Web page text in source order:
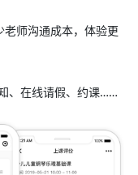
师沟通成本，体验更
、在线请假、约课……